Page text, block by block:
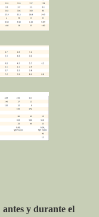
antes y durante el